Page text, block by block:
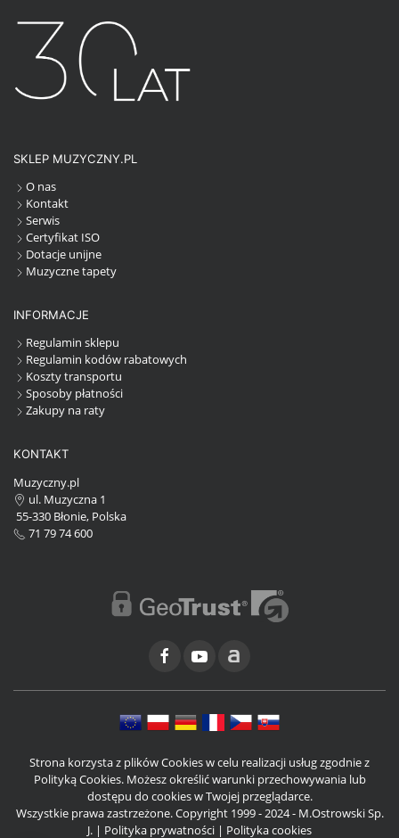
SKLEP MUZYCZNY.PL
O nas
Kontakt
Serwis
Certyfikat ISO
Dotacje unijne
Muzyczne tapety
INFORMACJE
Regulamin sklepu
Regulamin kodów rabatowych
Koszty transportu
Sposoby płatności
Zakupy na raty
KONTAKT
Muzyczny.pl
ul. Muzyczna 1
55-330 Błonie, Polska
71 79 74 600
Strona korzysta z plików Cookies w celu realizacji usług zgodnie z
Polityką Cookies. Możesz określić warunki przechowywania lub
dostępu do cookies w Twojej przeglądarce.
Wszystkie prawa zastrzeżone. Copyright 1999 - 2024 - M.Ostrowski Sp.
J. | Polityka prywatności | Polityka cookies